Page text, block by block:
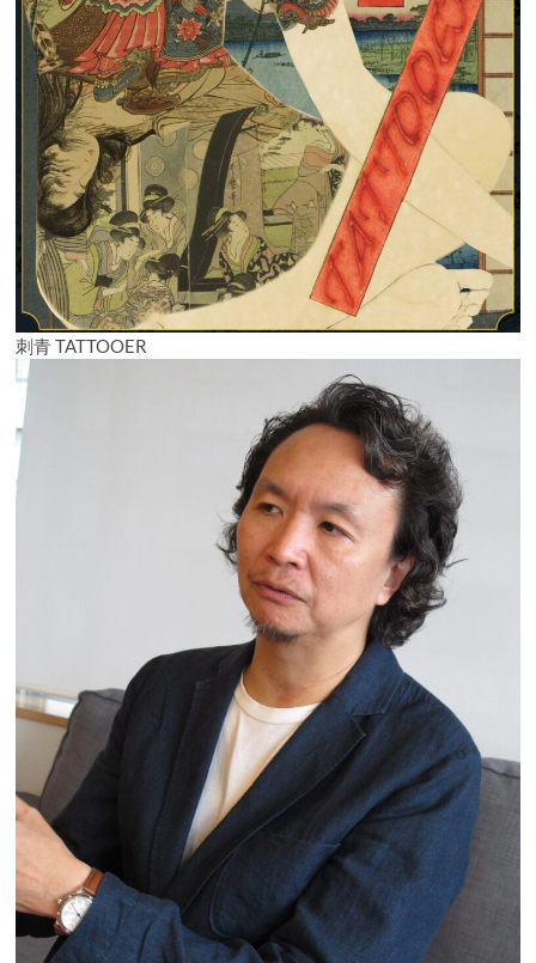
刺青 TATTOOER